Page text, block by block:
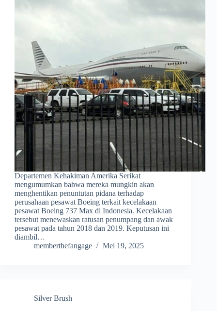
Departemen Kehakiman Amerika Serikat
mengumumkan bahwa mereka mungkin akan
menghentikan penuntutan pidana terhadap
perusahaan pesawat Boeing terkait kecelakaan
pesawat Boeing 737 Max di Indonesia. Kecelakaan
tersebut menewaskan ratusan penumpang dan awak
pesawat pada tahun 2018 dan 2019. Keputusan ini
diambil…
memberthefangage
Mei 19, 2025
Silver Brush